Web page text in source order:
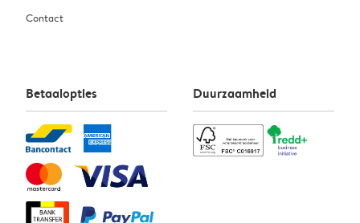
Contact
Betaalopties Duurzaamheid